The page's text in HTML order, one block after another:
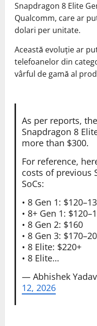
Snapdragon 8 Elite
Qualcomm, care ar
dolari per unitate.
Această evoluție ar
telefoanelor din
vârful de gamă al
As per reports,
Snapdragon 8
more than $300.
For reference,
costs of previous
SoCs:
• 8 Gen 1:
• 8+ Gen 1:
• 8 Gen 2: $160
• 8 Gen 3:
• 8 Elite: $220+
• 8 Elite…
— Abhishek
12, 2026